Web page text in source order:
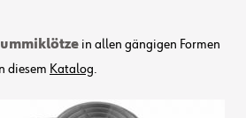
in allen gängigen Formen
diesem Katalog.